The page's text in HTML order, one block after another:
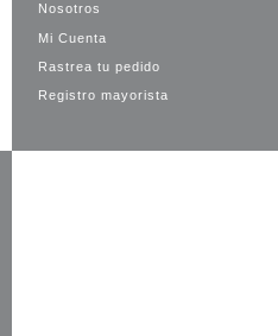
Nosotros
Mi Cuenta
Rastrea tu pedido
Registro mayorista